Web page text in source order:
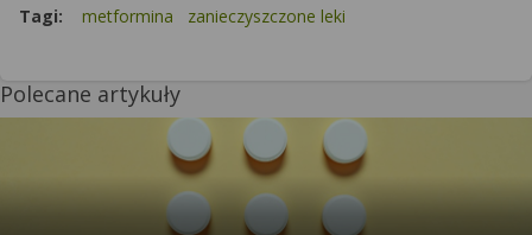
Tagi:
metformina zanieczyszczone leki
Polecane artykuły